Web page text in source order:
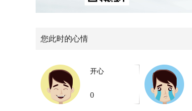
您此时的心情
开心
0